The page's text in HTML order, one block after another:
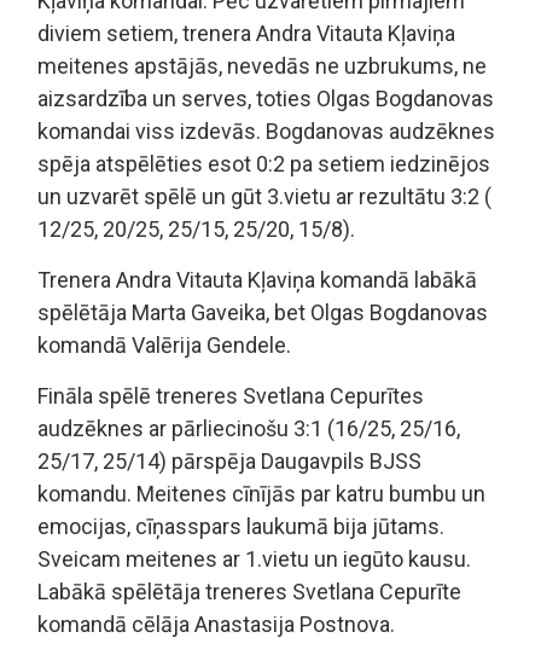
diviem setiem, trenera Andra Vitauta Kļaviņa
meitenes apstājās, nevedās ne uzbrukums, ne
aizsardzība un serves, toties Olgas Bogdanovas
komandai viss izdevās. Bogdanovas audzēknes
spēja atspēlēties esot 0:2 pa setiem iedzinējos
un uzvarēt spēlē un gūt 3.vietu ar rezultātu 3:2 (
12/25, 20/25, 25/15, 25/20, 15/8).
Trenera Andra Vitauta Kļaviņa komandā labākā
spēlētāja Marta Gaveika, bet Olgas Bogdanovas
komandā Valērija Gendele.
Fināla spēlē treneres Svetlana Cepurītes
audzēknes ar pārliecinošu 3:1 (16/25, 25/16,
25/17, 25/14) pārspēja Daugavpils BJSS
komandu. Meitenes cīnījās par katru bumbu un
emocijas, cīņasspars laukumā bija jūtams.
Sveicam meitenes ar 1.vietu un iegūto kausu.
Labākā spēlētāja treneres Svetlana Cepurīte
komandā cēlāja Anastasija Postnova.